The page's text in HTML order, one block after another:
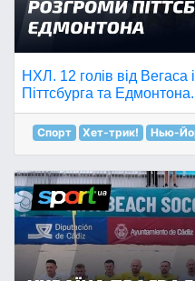
НХЛ. 12 голів від Вегаса
Піттсбурга та Едмонтона.
Спорт Хет-трик! Нью-